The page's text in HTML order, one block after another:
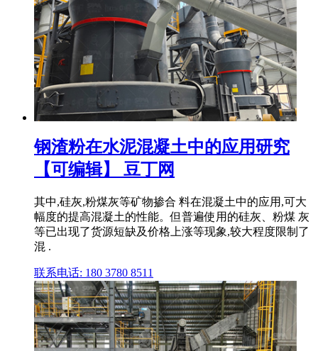
钢渣粉在水泥混凝土中的应用研究
【可编辑】 豆丁网
其中,硅灰,粉煤灰等矿物掺合 料在混凝土中的应用,可大
幅度的提高混凝土的性能。但普遍使用的硅灰、粉煤 灰
等已出现了货源短缺及价格上涨等现象,较大程度限制了
混 .
联系电话: 180 3780 8511